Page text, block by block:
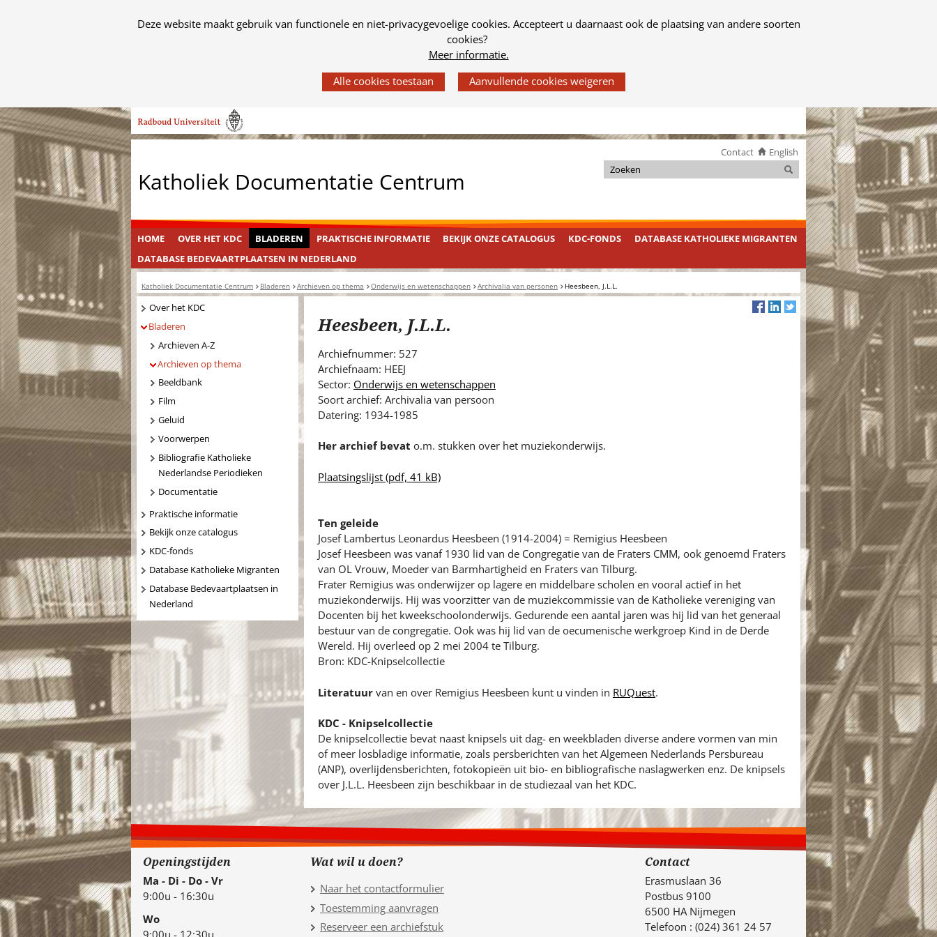
Cookies
Deze website maakt gebruik van functionele en niet-privacygevoelige cookies. Accepteert u daarnaast ook de plaatsing van andere soorten
cookies?
Meer informatie.
gebruik
van
op
deze
worden
toegestaan
geweigerd.
Ga
naar
de
inhoud
Katholiek Documentatie Centrum
Contact English
k
i
d
e
.
.
Zoeken
Zoeken
HOME OVER HET KDC BLADEREN PRAKTISCHE INFORMATIE BEKIJK ONZE CATALOGUS KDC-FONDS
DATABASE KATHOLIEKE MIGRANTEN
DATABASE BEDEVAARTPLAATSEN IN NEDERLAND
Katholiek Documentatie Centrum Bladeren Archieven op thema Onderwijs en wetenschappen Archivalia van personen Heesbeen, J.L.L.
Heesbeen, J.L.L.
Archiefnummer: 527
Archiefnaam: HEEJ
Sector: Onderwijs en wetenschappen
Soort archief: Archivalia van persoon
Datering: 1934-1985
Her archief bevat o.m. stukken over het muziekonderwijs.
Plaatsingslijst(pdf, 41 kB)
Ten geleide
Josef Lambertus Leonardus Heesbeen (1914-2004) = Remigius Heesbeen
Josef Heesbeen was vanaf 1930 lid van de Congregatie van de Fraters CMM, ook genoemd Fraters
van OL Vrouw, Moeder van Barmhartigheid en Fraters van Tilburg.
Frater Remigius was onderwijzer op lagere en middelbare scholen en vooral actief in het
muziekonderwijs. Hij was voorzitter van de muziekcommissie van de Katholieke vereniging van
Docenten bij het kweekschoolonderwijs. Gedurende een aantal jaren was hij lid van het generaal
bestuur van de congregatie. Ook was hij lid van de oecumenische werkgroep Kind in de Derde
Wereld. Hij overleed op 2 mei 2004 te Tilburg.
Bron: KDC-Knipselcollectie
Literatuurvan en over Remigius Heesbeen kunt u vinden in RUQuest.
KDC - Knipselcollectie
De knipselcollectie bevat naast knipsels uit dag- en weekbladen diverse andere vormen van min
of meer losbladige informatie, zoals persberichten van het Algemeen Nederlands Persbureau
(ANP), overlijdensberichten, fotokopieën uit bio- en bibliografische naslagwerken enz. De knipsels
over J.L.L. Heesbeen zijn beschikbaar in de studiezaal van het KDC.
Navigatie
Over het KDC
Bladeren
Archieven A-Z
Archieven op thema
Beeldbank
Film
Geluid
Voorwerpen
Bibliografie Katholieke
Nederlandse Periodieken
Documentatie
Praktische informatie
Bekijk onze catalogus
KDC-fonds
Database Katholieke Migranten
Database Bedevaartplaatsen in
Nederland
Openingstijden
Ma - Di - Do - Vr
9:00u - 16:30u
Wo
9:00u - 12:30u
Wat wil u doen?
Naar het contactformulier
Toestemming aanvragen
Reserveer een archiefstuk
Contact
Erasmuslaan 36
Postbus 9100
6500 HA Nijmegen
Telefoon : (024) 361 24 57